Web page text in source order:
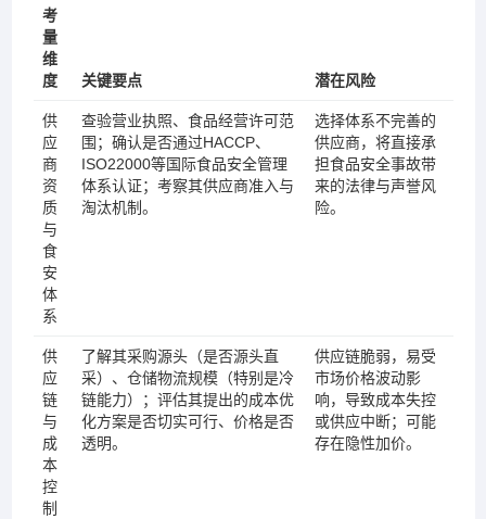
考
量
维
度
关键要点 潜在风险
供
应
商
资
质
与
食
安
体
系
查验营业执照、食品经营许可范
围；确认是否通过HACCP、
ISO22000等国际食品安全管理
体系认证；考察其供应商准入与
淘汰机制。
选择体系不完善的
供应商，将直接承
担食品安全事故带
来的法律与声誉风
险。
供
应
链
与
成
本
控
制
了解其采购源头（是否源头直
采）、仓储物流规模（特别是冷
链能力）；评估其提出的成本优
化方案是否切实可行、价格是否
透明。
供应链脆弱，易受
市场价格波动影
响，导致成本失控
或供应中断；可能
存在隐性加价。